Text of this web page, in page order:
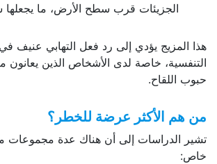
الجزيئات قرب سطح الأرض، ما يجعلها
هذا المزيج يؤدي إلى رد فعل التهابي عنيف
التنفسية، خاصة لدى الأشخاص الذين
حبوب اللقاح.
من هم الأكثر عرضة للخطر؟
تشير الدراسات إلى أن هناك عدة
خاص: